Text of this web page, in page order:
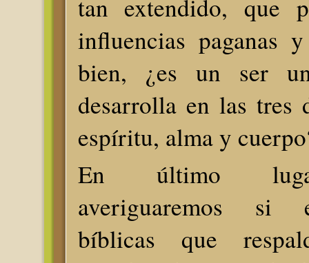
tan extendido, que
influencias paganas
bien, ¿es un ser
desarrolla en las tres
espíritu, alma y
En último
averiguaremos si
bíblicas que